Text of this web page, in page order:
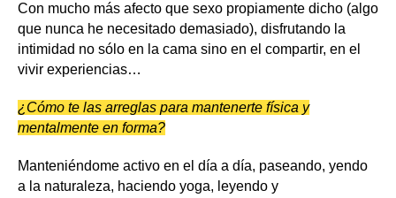
Con mucho más afecto que sexo propiamente dicho (algo
que nunca he necesitado demasiado), disfrutando la
intimidad no sólo en la cama sino en el compartir, en el
vivir experiencias…
¿Cómo te las arreglas para mantenerte física y
mentalmente en forma?
Manteniéndome activo en el día a día, paseando, yendo
a la naturaleza, haciendo yoga, leyendo y